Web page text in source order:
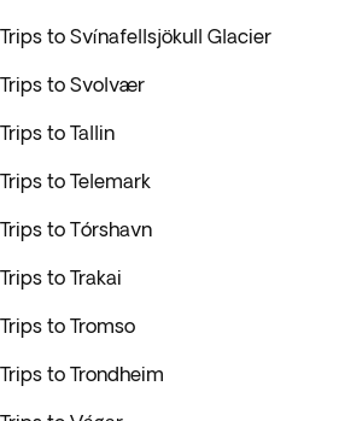
Trips to Svínafellsjökull Glacier
Trips to Svolvær
Trips to Tallin
Trips to Telemark
Trips to Tórshavn
Trips to Trakai
Trips to Tromso
Trips to Trondheim